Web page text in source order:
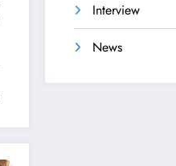
Interview
News